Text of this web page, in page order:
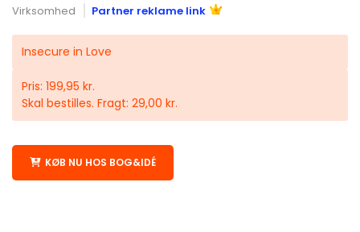
Virksomhed Partner reklame link
Insecure in Love
Pris: 199,95 kr.
Skal bestilles. Fragt: 29,00 kr.
KØB NU HOS BOG&IDÉ